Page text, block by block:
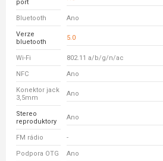
port
Bluetooth Ano
Verze
bluetooth
5.0
Wi-Fi 802.11 a/b/g/n/ac
NFC Ano
Konektor jack
3,5mm
Ano
Stereo
reproduktory
Ano
FM rádio -
Podpora OTG Ano